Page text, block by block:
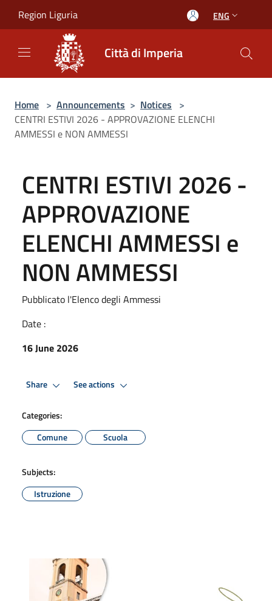
Region Liguria ENG
Città di Imperia
Home > Announcements > Notices >
CENTRI ESTIVI 2026 - APPROVAZIONE ELENCHI
AMMESSI e NON AMMESSI
CENTRI ESTIVI 2026 -
APPROVAZIONE
ELENCHI AMMESSI e
NON AMMESSI
Pubblicato l'Elenco degli Ammessi
Date :
16 June 2026
Share See actions
Categories:
Comune
Scuola
Subjects:
Istruzione